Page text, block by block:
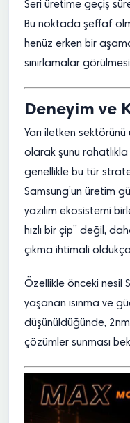
Seri üretime geçiş
Bu noktada şeffaf
henüz erken bir
sınırlamalar
Deneyim ve
Yarı iletken
olarak şunu rahatlıkla
genellikle bu tür
Samsung’un üretim
yazılım ekosistemi
hızlı bir çip” değil,
çıkma ihtimali
Özellikle önceki nesil
yaşanan ısınma ve
düşünüldüğünde,
çözümler sunması